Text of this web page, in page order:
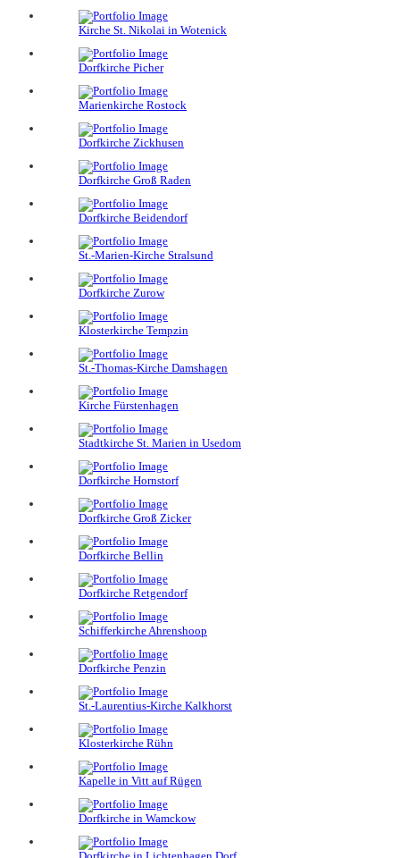
Kirche St. Nikolai in Wotenick
Dorfkirche Picher
Marienkirche Rostock
Dorfkirche Zickhusen
Dorfkirche Groß Raden
Dorfkirche Beidendorf
St.-Marien-Kirche Stralsund
Dorfkirche Zurow
Klosterkirche Tempzin
St.-Thomas-Kirche Damshagen
Kirche Fürstenhagen
Stadtkirche St. Marien in Usedom
Dorfkirche Hornstorf
Dorfkirche Groß Zicker
Dorfkirche Bellin
Dorfkirche Retgendorf
Schifferkirche Ahrenshoop
Dorfkirche Penzin
St.-Laurentius-Kirche Kalkhorst
Klosterkirche Rühn
Kapelle in Vitt auf Rügen
Dorfkirche in Wamckow